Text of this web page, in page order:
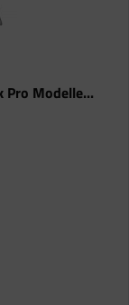
Pro Modelle...